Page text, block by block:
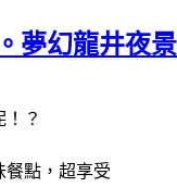
夢幻龍井夜
？
餐點，超享受